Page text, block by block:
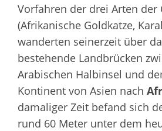
Vorfahren der drei Arten der
(Afrikanische Goldkatze,
wanderten seinerzeit über
bestehende Landbrücken
Arabischen Halbinsel und
Kontinent von Asien nach
damaliger Zeit befand sich
rund 60 Meter unter dem